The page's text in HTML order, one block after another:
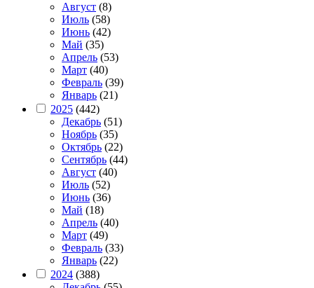
Август (8)
Июль (58)
Июнь (42)
Май (35)
Апрель (53)
Март (40)
Февраль (39)
Январь (21)
2025 (442)
Декабрь (51)
Ноябрь (35)
Октябрь (22)
Сентябрь (44)
Август (40)
Июль (52)
Июнь (36)
Май (18)
Апрель (40)
Март (49)
Февраль (33)
Январь (22)
2024 (388)